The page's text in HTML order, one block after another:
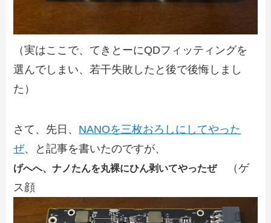
（実はここで、てきとーにQDフィッティングを
選んでしまい、若干失敗したと後で後悔しまし
た）
さて、先日、 NANOを三枚おろしにしてやった
ぜ、と記事を書いたのですが、
げへへ、ナノたんを丸裸にひん剥いてやったぜ（ゲ
ス顔